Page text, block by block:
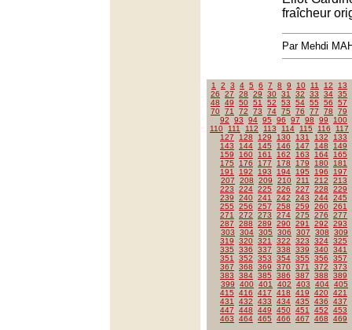
fraîcheur
Par Mehdi
1 2 3 4 5 6 7 8 9 10 11 12
13
26
27 28 29 30 31 32 33 34 35
48
49 50 51 52 53 54 55 56
57
70 71 72 73 74 75 76 77 78
79
92
93 94 95 96 97 98 99
100
110
111 112 113 114 115 116
117
127
128 129 130 131 132
133
143
144 145 146 147 148
149
159
160 161 162 163 164
165
175
176 177 178 179 180
181
191
192 193 194 195 196
197
207
208 209 210 211 212
213
223
224 225 226 227 228
229
239
240 241 242 243 244 245
255
256 257 258 259 260 261
271
272 273 274 275 276
277
287
288 289 290 291 292
293
303
304 305 306 307 308
309
319
320 321 322 323 324 325
335
336 337 338 339 340 341
351
352 353 354 355 356
357
367
368 369 370 371 372
373
383
384 385 386 387 388
389
399
400 401 402 403 404 405
415
416 417 418 419 420 421
431
432 433 434 435 436
437
447
448 449 450 451 452
453
463
464 465 466 467 468 469